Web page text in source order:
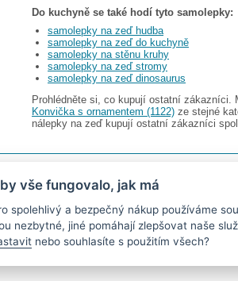
Do kuchyně se také hodí tyto samolepky:
samolepky na zeď hudba
samolepky na zeď do kuchyně
samolepky na stěnu kruhy
samolepky na zeď stromy
samolepky na zeď dinosaurus
Prohlédněte si, co kupují ostatní zákazníci.
Konvička s ornamentem (1122) ze stejné
nálepky na zeď kupují ostatní zákazníci
provozuje
samolepek na zeď Magazín
na lednici|fotokalendáře|kühlschrank
manžel česká lípa|živicové nálepky
tržeb je prodávající povinen vystavit kupujícímu účtenku.
přijatou tržbu u správce daně on-line; v případě
vše fungovalo, jak má
spolehlivý a bezpečný nákup používáme
nezbytné, jiné pomáhají zlepšovat naše
nebo souhlasíte s použitím všech?